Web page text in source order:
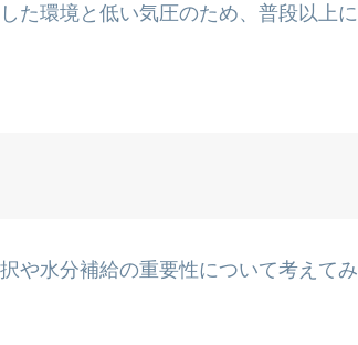
た環境と低い気圧のため、普段以上に
や水分補給の重要性について考えてみ